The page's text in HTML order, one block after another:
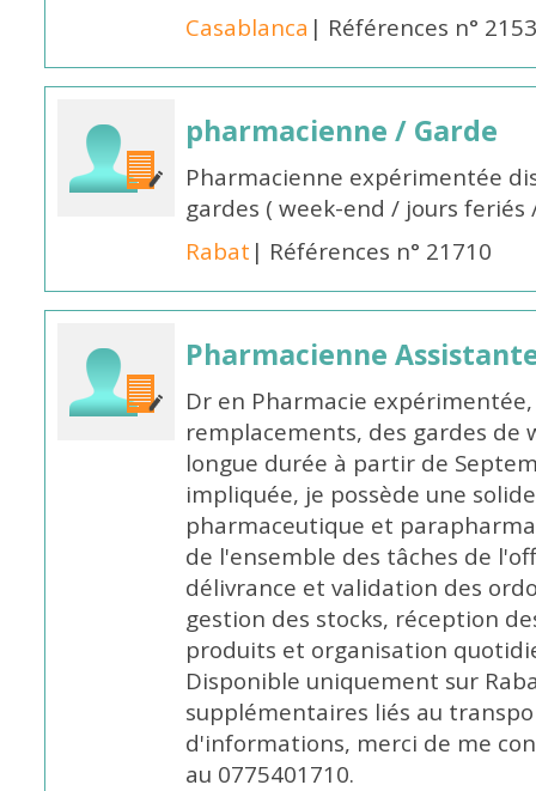
Casablanca | Références n°
pharmacienne / Garde
Pharmacienne expérimentée
gardes ( week-end / jours
Rabat | Références n° 21710
Pharmacienne
Dr en Pharmacie
remplacements, des gardes de
longue durée à partir de
impliquée, je possède une
pharmaceutique et
de l'ensemble des tâches de
délivrance et validation des
gestion des stocks, réception
produits et organisation
Disponible uniquement sur
supplémentaires liés au
d'informations, merci de me
au 0775401710.